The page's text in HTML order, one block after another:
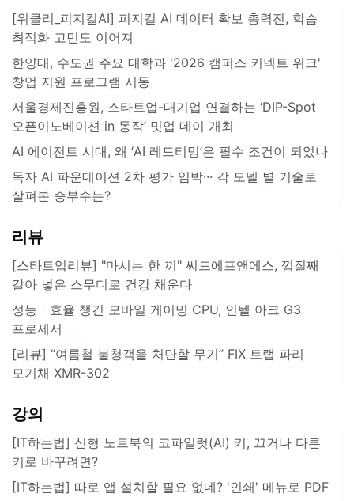
[위클리_피지컬AI] 피지컬 AI 데이터 확보 총력전, 학습
최적화 고민도 이어져
한양대, 수도권 주요 대학과 '2026 캠퍼스 커넥트 위크'
창업 지원 프로그램 시동
서울경제진흥원, 스타트업-대기업 연결하는 ‘DIP-Spot
오픈이노베이션 in 동작’ 밋업 데이 개최
AI 에이전트 시대, 왜 ‘AI 레드티밍’은 필수 조건이 되었나
독자 AI 파운데이션 2차 평가 임박··· 각 모델 별 기술로
살펴본 승부수는?
리뷰
[스타트업리뷰] "마시는 한 끼" 씨드에프앤에스, 껍질째
갈아 넣은 스무디로 건강 채운다
성능ㆍ효율 챙긴 모바일 게이밍 CPU, 인텔 아크 G3
프로세서
[리뷰] “여름철 불청객을 처단할 무기” FIX 트랩 파리
모기채 XMR-302
강의
[IT하는법] 신형 노트북의 코파일럿(AI) 키, 끄거나 다른
키로 바꾸려면?
[IT하는법] 따로 앱 설치할 필요 없네? '인쇄' 메뉴로 PDF